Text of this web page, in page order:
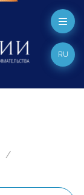
RU